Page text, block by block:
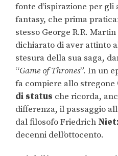
fonte d’ispirazione per
fantasy, che prima
stesso George R.R.
dichiarato di aver attinto
stesura della sua saga,
“Game of Thrones”. In un
fa compiere allo stregone
di status che ricorda,
differenza, il passaggio
dal filosofo Friedrich
decenni dell’ottocento.